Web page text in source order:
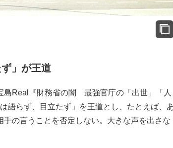
」が王道
Real『財務省の闇 最強官庁の「出世」「人
語らず、目立たず」を王道とし、たとえば、
の言うことを否定しない。大きな声を出さな